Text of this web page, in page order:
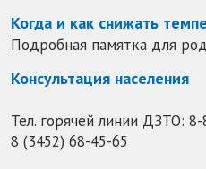
Когда и как снижать
Подробная памятка для
Консультация населения
Тел. горячей линии ДЗТО: 8-
8 (3452) 68-45-65